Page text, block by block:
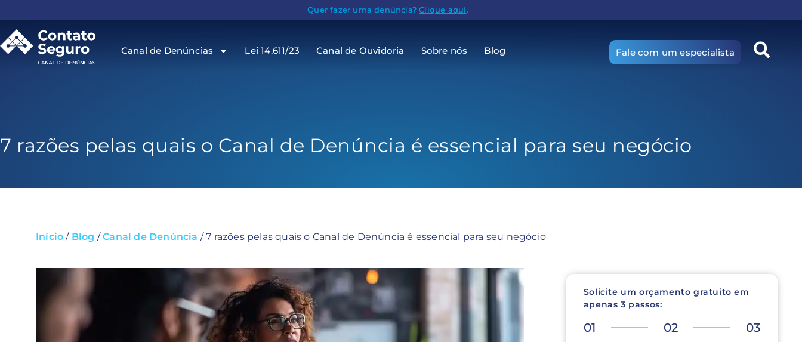
Quer fazer uma denúncia?Clique aqui.
Canal de Denúncias Lei 14.611/23 Canal de Ouvidoria Sobre nós Blog Fale com um especialista
7 razões pelas quais o Canal de Denúncia é essencial para seu negócio
Início / Blog /Canal de Denúncia /7 razões pelas quais o Canal de Denúncia é essencial para seu negócio
Solicite um orçamento gratuito em
apenas 3 passos:
01 02 03